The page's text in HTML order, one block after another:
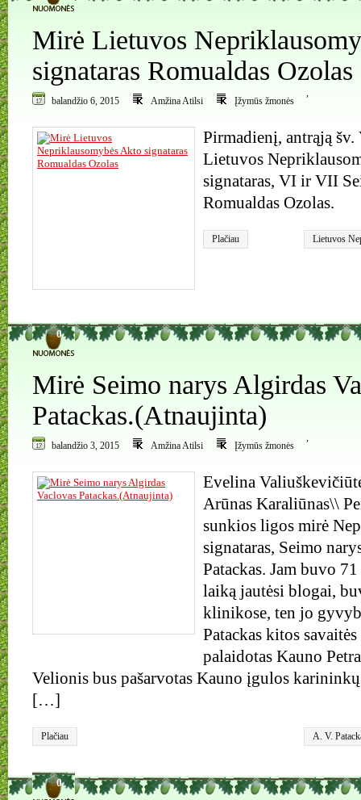
Mirė Lietuvos
signataras Romualdas Ozolas
balandžio 6, 2015 Amžina Atilsi
,
Įžymūs žmonės
Pirmadienį, antrąją
Lietuvos
signataras, VI ir VII
Romualdas Ozolas.
Plačiau
Lietuvos
0
Mirė Seimo narys Algirdas
Patackas.(Atnaujinta)
balandžio 3, 2015 Amžina Atilsi
,
Įžymūs žmonės
Evelina
Arūnas Karaliūnas\\
sunkios ligos mirė
signataras, Seimo
Patackas. Jam buvo
laiką jautėsi blogai,
klinikose, ten jo
Patackas kitos
palaidotas Kauno
Velionis bus pašarvotas Kauno įgulos
[…]
Plačiau A. V.
0